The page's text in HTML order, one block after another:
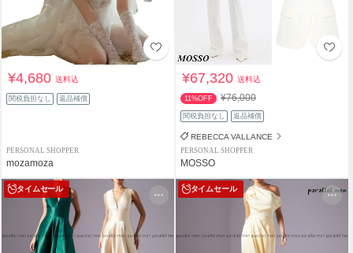
¥4,680送料込
関税負担なし 返品補償
PERSONAL SHOPPER
mozamoza
¥67,320送料込
11%OFF ¥76,000
関税負担なし 返品補償
REBECCA VALLANCE
PERSONAL SHOPPER
MOSSO
タイムセール タイムセール